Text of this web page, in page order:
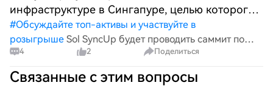
инфраструктуре в Сингапуре, целью которого
является стандартиза
#Обсуждайте топ-активы и участвуйте в
розыгрыше Sol SyncUp будет проводить саммит по
инфраструктуре в Сингапуре, целью которого
является стандартизация архитектуры DePIN. Sol
SyncUp соберет мировых лидеров в области
4 2 Поделиться
Связанные с этим вопросы